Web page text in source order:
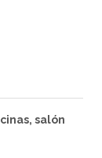
salón